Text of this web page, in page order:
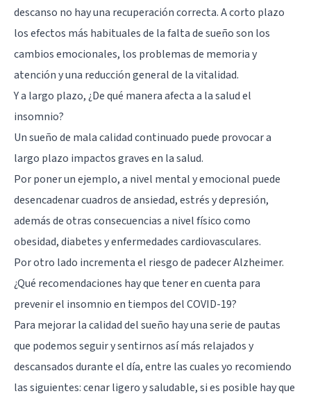
descanso no hay una recuperación correcta. A corto plazo
los efectos más habituales de la falta de sueño son los
cambios emocionales, los problemas de memoria y
atención y una reducción general de la vitalidad.
Y a largo plazo, ¿De qué manera afecta a la salud el
insomnio?
Un sueño de mala calidad continuado puede provocar a
largo plazo impactos graves en la salud.
Por poner un ejemplo, a nivel mental y emocional puede
desencadenar cuadros de ansiedad, estrés y depresión,
además de otras consecuencias a nivel físico como
obesidad, diabetes y enfermedades cardiovasculares.
Por otro lado incrementa el riesgo de padecerAlzheimer.
¿Qué recomendaciones hay que tener en cuenta para
prevenir el insomnio en tiempos del COVID-19?
Para mejorar la calidad del sueño hay una serie de pautas
que podemos seguir y sentirnos así más relajados y
descansados durante el día, entre las cuales yo recomiendo
las siguientes: cenar ligero y saludable, si es posible hay que